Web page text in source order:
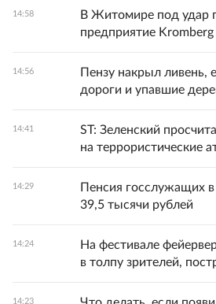
14:58
В Житомире под удар
предприятие
14:56
Пензу накрыл ливень,
дороги и упавшие
14:41
ST: Зеленский
на террористические
14:29
Пенсия госслужащих
39,5 тысячи рублей
14:24
На фестивале
в толпу зрителей,
14:23